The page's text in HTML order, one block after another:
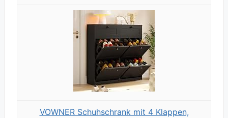
VOWNER Schuhschrank mit 4 Klappen,